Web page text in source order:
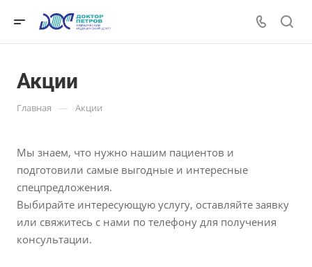
Акции
Главная — Акции
Мы знаем, что нужно нашим пациентов и
подготовили самые выгодные и интересные
спецпредложения.
Выбирайте интересующую услугу, оставляйте заявку
или свяжитесь с нами по телефону для получения
консультации.